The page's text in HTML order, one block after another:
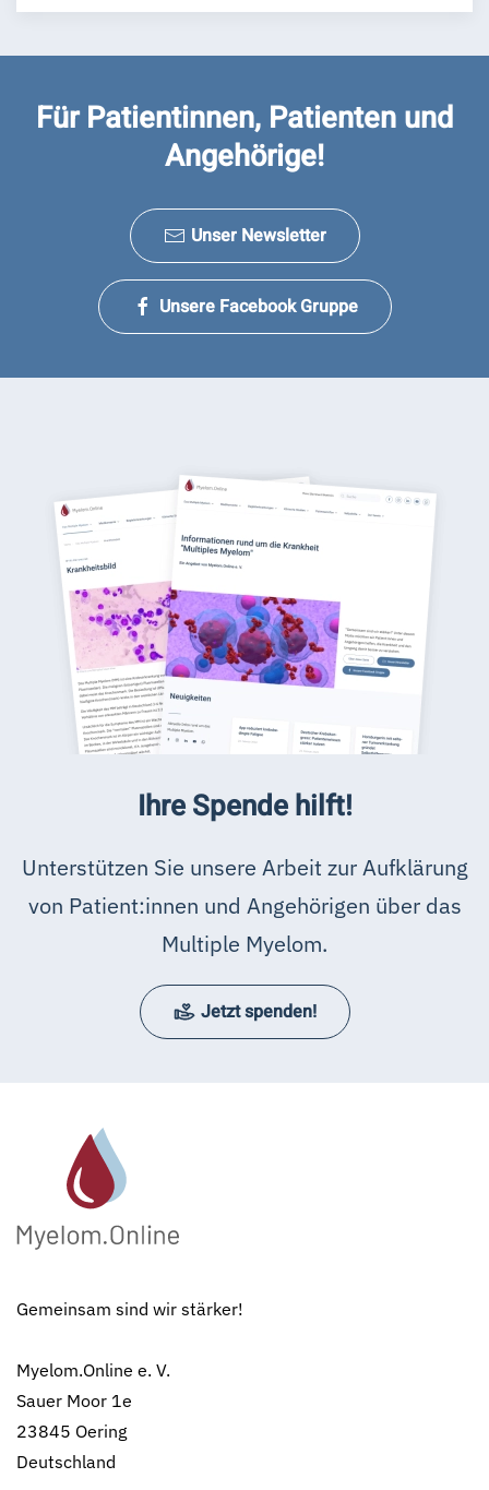
Für Patientinnen, Patienten und
Angehörige!
Unser Newsletter
Unsere Facebook Gruppe
Ihre Spende hilft!
Unterstützen Sie unsere Arbeit zur Aufklärung
von Patient:innen und Angehörigen über das
Multiple Myelom.
Jetzt spenden!
Gemeinsam sind wir stärker!
Myelom.Online e. V.
Sauer Moor 1e
23845 Oering
Deutschland